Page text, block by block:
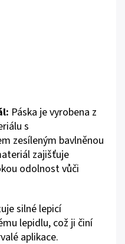
Páska je vyrobena z
s
zesíleným bavlněnou
zajišťuje
odolnost vůči
silné lepicí
lepidlu, což ji činí
aplikace.